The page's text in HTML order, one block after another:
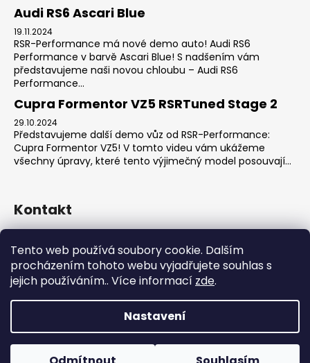
Tento web používá soubory cookie. Dalším
procházením tohoto webu vyjadřujete souhlas s
jejich používáním.. Více informací zde.
Nastavení
Audi RS6 Ascari Blue
19.11.2024
RSR-Performance má nové demo auto! Audi RS6
Performance v barvě Ascari Blue! S nadšením vám
představujeme naši novou chloubu – Audi RS6
Performance...
Cupra Formentor VZ5 RSRTuned Stage 2
29.10.2024
Představujeme další demo vůz od RSR-Performance:
Cupra Formentor VZ5! V tomto videu vám ukážeme
všechny úpravy, které tento výjimečný model posouvají...
Kontakt
728737662
https://www.facebook.com/RSRCzech/
rsrperformance
Copyright 2026RSR-Performance. Všechna práva